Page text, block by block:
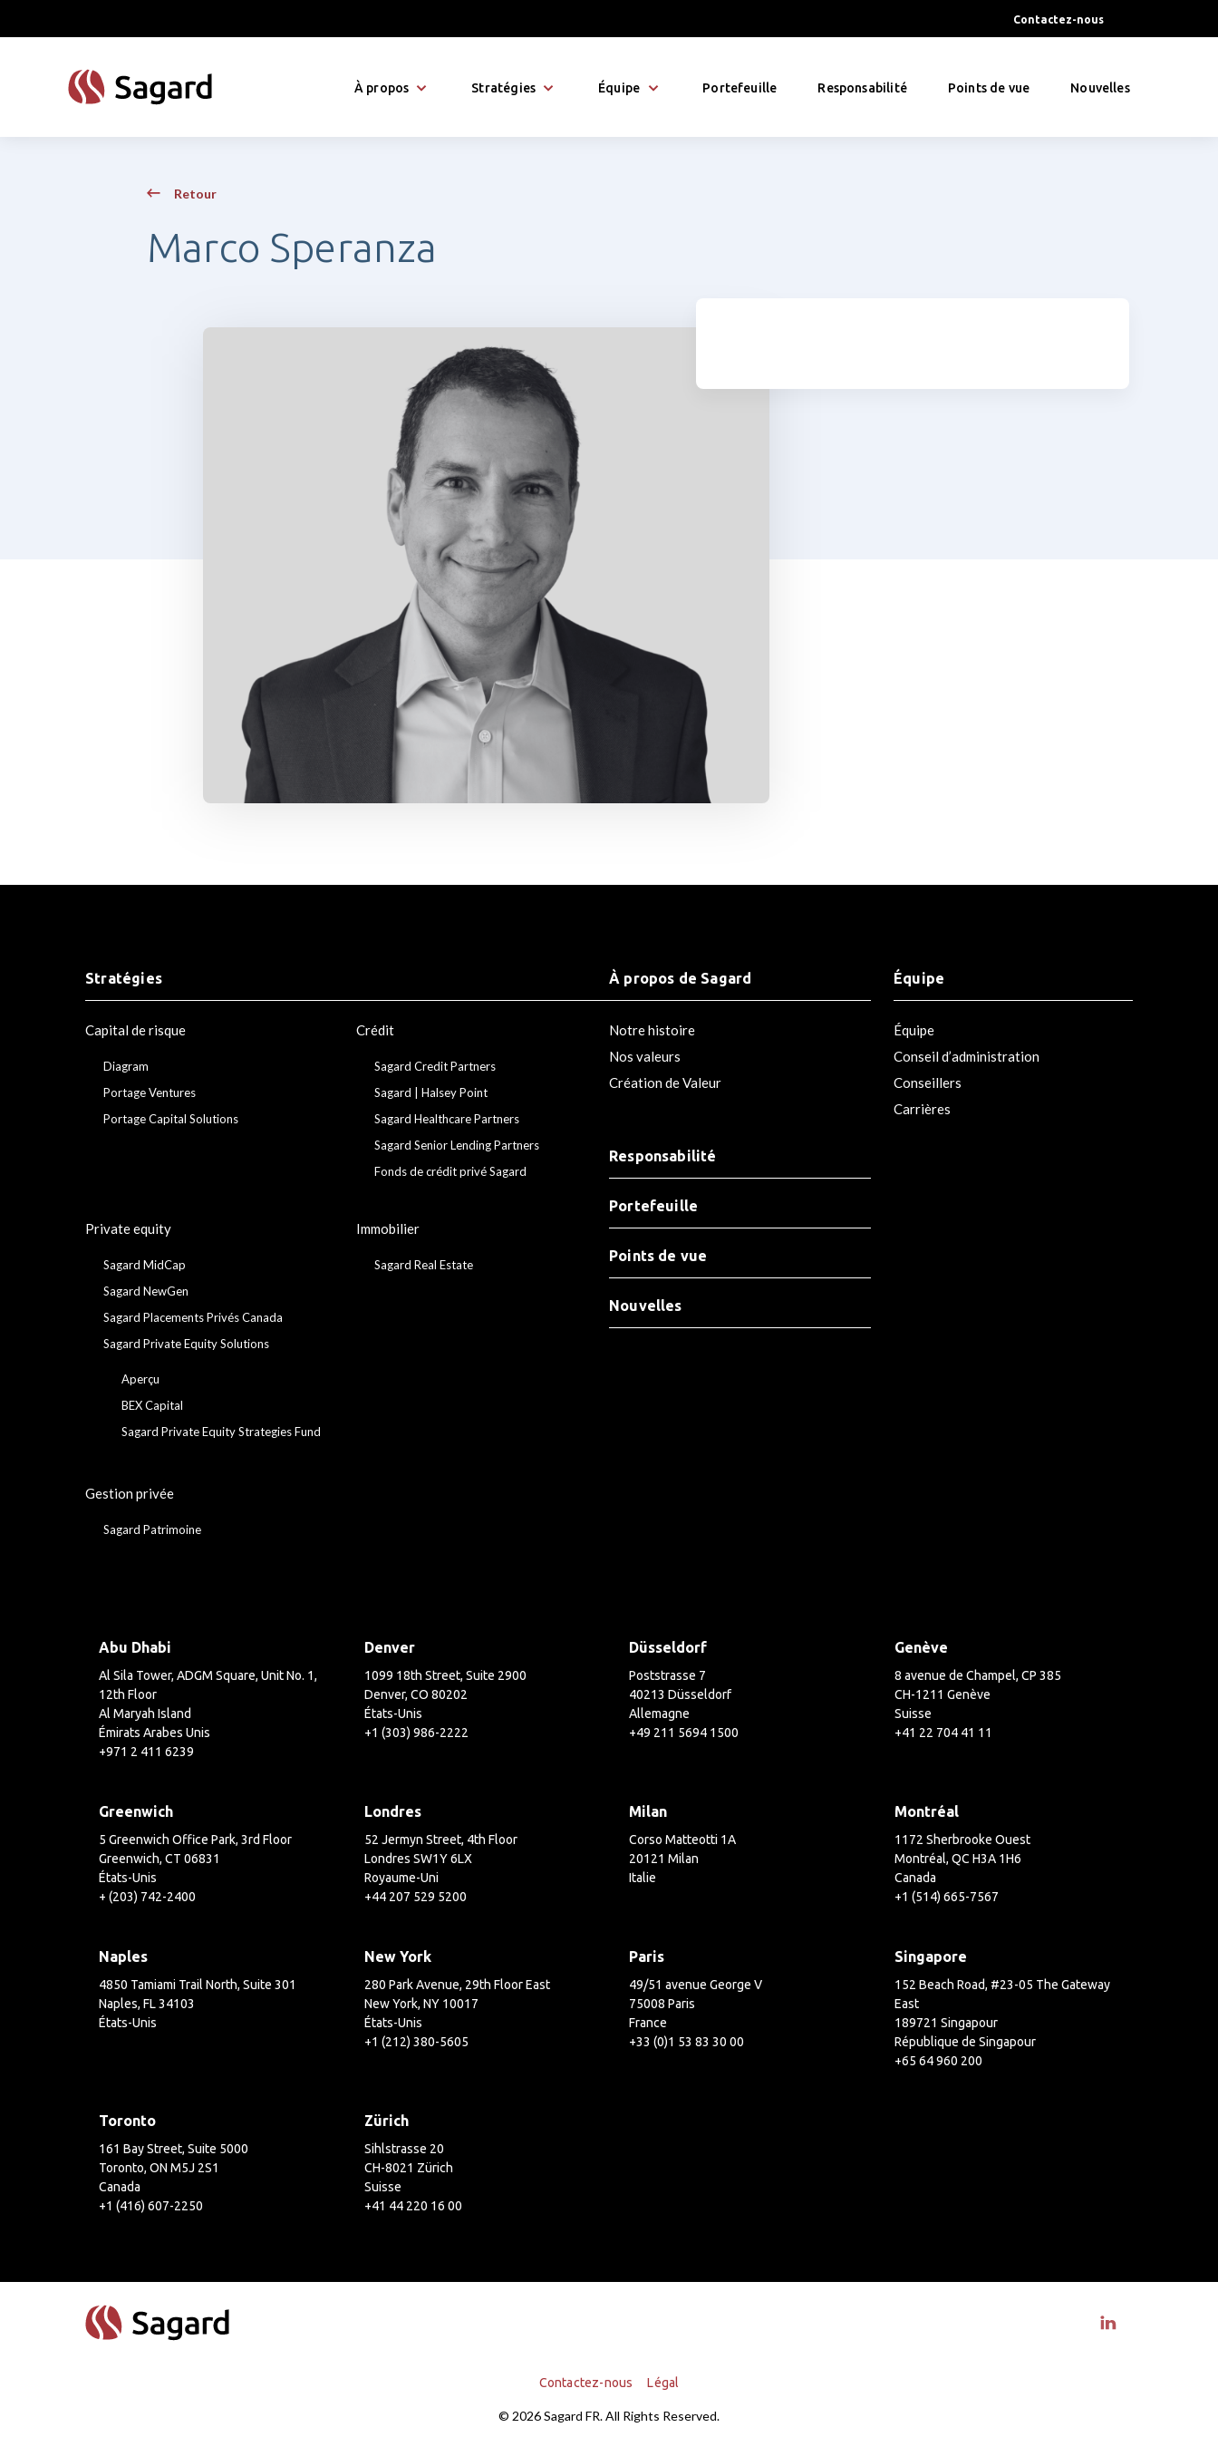
Contactez-nous
À propos Stratégies Équipe Portefeuille Responsabilité Points de vue Nouvelles
Retour
Marco Speranza
Stratégies
Capital de risque
Diagram
Portage Ventures
Portage Capital Solutions
Crédit
Sagard Credit Partners
Sagard | Halsey Point
Sagard Healthcare Partners
Sagard Senior Lending Partners
Fonds de crédit privé Sagard
Private equity
Sagard MidCap
Sagard NewGen
Sagard Placements Privés Canada
Sagard Private Equity Solutions
Aperçu
BEX Capital
Sagard Private Equity Strategies Fund
Immobilier
Sagard Real Estate
Gestion privée
Sagard Patrimoine
À propos de Sagard
Notre histoire
Nos valeurs
Création de Valeur
Équipe
Équipe
Conseil d’administration
Conseillers
Carrières
Responsabilité
Portefeuille
Points de vue
Nouvelles
Abu Dhabi
Al Sila Tower, ADGM Square, Unit No. 1,
12th Floor
Al Maryah Island
Émirats Arabes Unis
+971 2 411 6239
Denver
1099 18th Street, Suite 2900
Denver, CO 80202
États-Unis
+1 (303) 986-2222
Düsseldorf
Poststrasse 7
40213 Düsseldorf
Allemagne
+49 211 5694 1500
Genève
8 avenue de Champel, CP 385
CH-1211 Genève
Suisse
+41 22 704 41 11
Greenwich
5 Greenwich Office Park, 3rd Floor
Greenwich, CT 06831
États-Unis
+ (203) 742-2400
Londres
52 Jermyn Street, 4th Floor
Londres SW1Y 6LX
Royaume-Uni
+44 207 529 5200
Milan
Corso Matteotti 1A
20121 Milan
Italie
Montréal
1172 Sherbrooke Ouest
Montréal, QC H3A 1H6
Canada
+1 (514) 665-7567
Naples
4850 Tamiami Trail North, Suite 301
Naples, FL 34103
États-Unis
New York
280 Park Avenue, 29th Floor East
New York, NY 10017
États-Unis
+1 (212) 380-5605
Paris
49/51 avenue George V
75008 Paris
France
+33 (0)1 53 83 30 00
Singapore
152 Beach Road, #23-05 The Gateway
East
189721 Singapour
République de Singapour
+65 64 960 200
Toronto
161 Bay Street, Suite 5000
Toronto, ON M5J 2S1
Canada
+1 (416) 607-2250
Zürich
Sihlstrasse 20
CH-8021 Zürich
Suisse
+41 44 220 16 00
Contactez-nous Légal
© 2026 Sagard FR. All Rights Reserved.